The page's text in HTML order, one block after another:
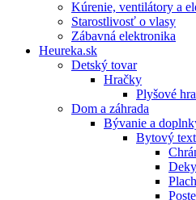
Kúrenie, ventilátory a
Starostlivosť o vlasy
Zábavná elektronika
Heureka.sk
Detský tovar
Hračky
Plyšové
Dom a záhrada
Bývanie a
Bytový
Deky